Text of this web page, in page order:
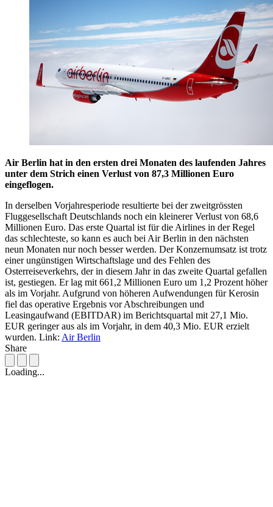
Air Berlin hat in den ersten drei Monaten des laufenden Jahres
unter dem Strich einen Verlust von 87,3 Millionen Euro
eingeflogen.
In derselben Vorjahresperiode resultierte bei der zweitgrössten
Fluggesellschaft Deutschlands noch ein kleinerer Verlust von 68,6
Millionen Euro. Das erste Quartal ist für die Airlines in der Regel
das schlechteste, so kann es auch bei Air Berlin in den nächsten
neun Monaten nur noch besser werden. Der Konzernumsatz ist trotz
einer ungünstigen Wirtschaftslage und des Fehlen des
Osterreiseverkehrs, der in diesem Jahr in das zweite Quartal gefallen
ist, gestiegen. Er lag mit 661,2 Millionen Euro um 1,2 Prozent höher
als im Vorjahr. Aufgrund von höheren Aufwendungen für Kerosin
fiel das operative Ergebnis vor Abschreibungen und
Leasingaufwand (EBITDAR) im Berichtsquartal mit 27,1 Mio.
EUR geringer aus als im Vorjahr, in dem 40,3 Mio. EUR erzielt
wurden. Link: Air Berlin
Share
Loading...